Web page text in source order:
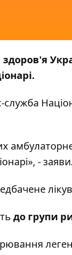
здоров'я
служба
-
до групи